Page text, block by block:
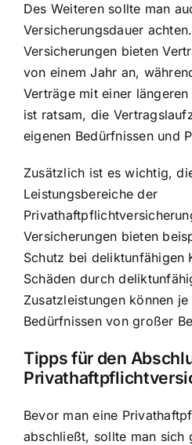
Des Weiteren sollte man
Versicherungsdauer
Versicherungen bieten
von einem Jahr an,
Verträge mit einer
ist ratsam, die
eigenen Bedürfnissen und
Zusätzlich ist es wichtig,
Leistungsbereiche der
Versicherungen bieten
Schutz bei deliktunfähigen
Schäden durch
Zusatzleistungen können
Bedürfnissen von großer
Tipps für den
Bevor man eine
abschließt, sollte man sich